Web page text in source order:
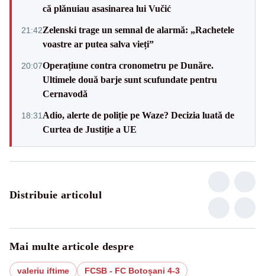
că plănuiau asasinarea lui Vučić
21:42Zelenski trage un semnal de alarmă: „Rachetele
voastre ar putea salva vieți”
20:07Operațiune contra cronometru pe Dunăre.
Ultimele două barje sunt scufundate pentru
Cernavodă
18:31 Adio, alerte de poliție pe Waze? Decizia luată de
Curtea de Justiție a UE
Distribuie articolul
Mai multe articole despre
valeriu iftime FCSB - FC Botoșani 4-3